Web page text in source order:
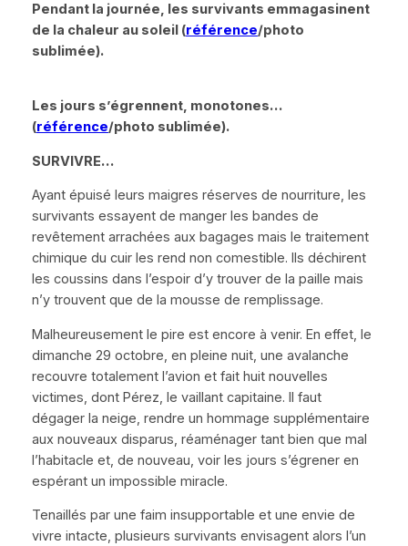
Pendant la journée, les survivants emmagasinent
de la chaleur au soleil (référence/photo
sublimée).
Les jours s’égrennent, monotones…
(référence/photo sublimée).
SURVIVRE…
Ayant épuisé leurs maigres réserves de nourriture, les
survivants essayent de manger les bandes de
revêtement arrachées aux bagages mais le traitement
chimique du cuir les rend non comestible. Ils déchirent
les coussins dans l’espoir d’y trouver de la paille mais
n’y trouvent que de la mousse de remplissage.
Malheureusement le pire est encore à venir. En effet, le
dimanche 29 octobre, en pleine nuit, une avalanche
recouvre totalement l’avion et fait huit nouvelles
victimes, dont Pérez, le vaillant capitaine. Il faut
dégager la neige, rendre un hommage supplémentaire
aux nouveaux disparus, réaménager tant bien que mal
l’habitacle et, de nouveau, voir les jours s’égrener en
espérant un impossible miracle.
Tenaillés par une faim insupportable et une envie de
vivre intacte, plusieurs survivants envisagent alors l’un